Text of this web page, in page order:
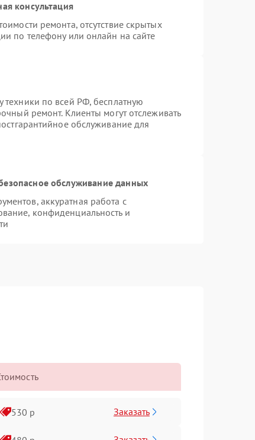
консультация
ремонта, отсутствие скрытых
по телефону или онлайн на сайте
техники по всей РФ, бесплатную
ремонт. Клиенты могут отслеживать
обслуживание для
обслуживание данных
аккуратная работа с
конфиденциальность и
530 р Заказать